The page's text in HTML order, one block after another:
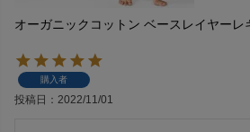
オーガニックコットン ベースレイヤーレ
購入者
投稿日 2022/11/01